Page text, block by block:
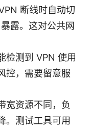
断线时自动切
露。这对公共网
检测到 VPN 使用
控，需要留意服
宽资源不同，负
。测试工具可用